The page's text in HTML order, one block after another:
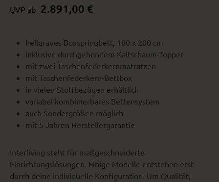
UVP ab 2.891,00 €
hellgraues Boxspringbett, 180 x 200 cm
inklusive durchgehendem Kaltschaum-Topper
mit zwei Taschenfederkernmatratzen
mit Taschenfederkern-Bettbox
in vielen Stoffbezügen erhältlich
variabel kombinierbares Bettensystem
auch Sondergrößen möglich
mit 5 Jahren Herstellergarantie
Interliving steht für maßgeschneiderte
Einrichtungslösungen. Einige Modelle entstehen erst
durch deine individuelle Konfiguration. Um Qualität,